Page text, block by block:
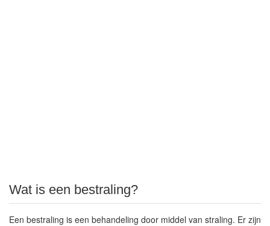
Wat is een bestraling?
Een bestraling is een behandeling door middel van straling. Er zijn